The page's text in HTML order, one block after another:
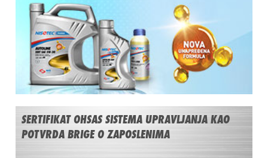
SERTIFIKAT OHSAS SISTEMA UPRAVLJANJA KAO
POTVRDA BRIGE O ZAPOSLENIMA